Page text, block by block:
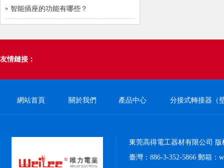
智能插座的功能有哪些？
友情鏈接：
網站首頁 關於我們 產品中心 分接式轉接器（
東莞高得電工器材有限公司
臺灣：886-3-352-5866 郵箱：